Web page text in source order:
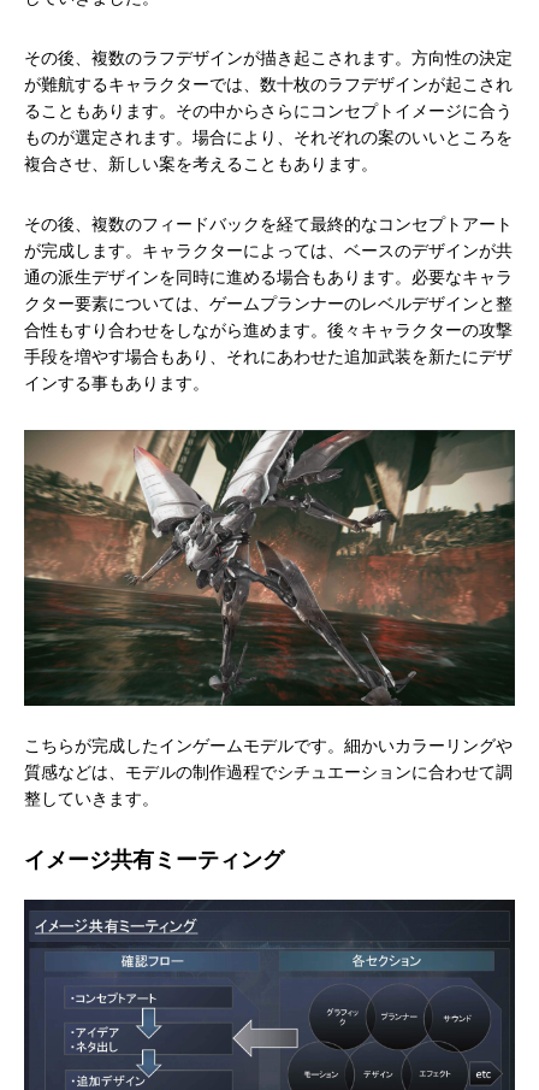
その後、複数のラフデザインが描き起こされます。方向性の決定
が難航するキャラクターでは、数十枚のラフデザインが起こされ
ることもあります。その中からさらにコンセプトイメージに合う
ものが選定されます。場合により、それぞれの案のいいところを
複合させ、新しい案を考えることもあります。
その後、複数のフィードバックを経て最終的なコンセプトアート
が完成します。キャラクターによっては、ベースのデザインが共
通の派生デザインを同時に進める場合もあります。必要なキャラ
クター要素については、ゲームプランナーのレベルデザインと整
合性もすり合わせをしながら進めます。後々キャラクターの攻撃
手段を増やす場合もあり、それにあわせた追加武装を新たにデザ
インする事もあります。
こちらが完成したインゲームモデルです。細かいカラーリングや
質感などは、モデルの制作過程でシチュエーションに合わせて調
整していきます。
イメージ共有ミーティング